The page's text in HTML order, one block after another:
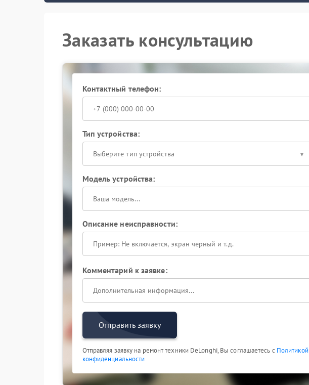
Заказать консультацию
Контактный телефон:
Тип устройства:
Выберите тип устройства
Модель устройства:
Описание неисправности:
Комментарий к заявке:
Отправить заявку
Отправляя заявку на ремонт техники DeLonghi, Вы соглашаетесь с Политикой
конфиденциальности